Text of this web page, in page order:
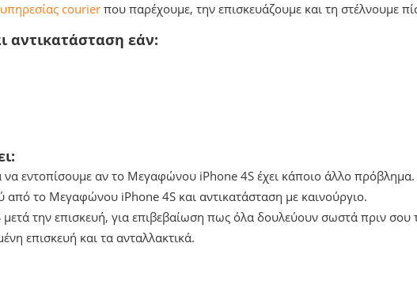
courierπου παρέχουμε, την επισκευάζουμε και τη στέλνουμε
αντικατάσταση εάν:
να εντοπίσουμε αν το Μεγαφώνου iPhone 4S έχει κάποιο άλλο πρόβλημα.
από το Μεγαφώνου iPhone 4S και αντικατάσταση με καινούργιο.
την επισκευή, για επιβεβαίωση πως όλα δουλεύουν σωστά πριν σου
επισκευή και τα ανταλλακτικά.